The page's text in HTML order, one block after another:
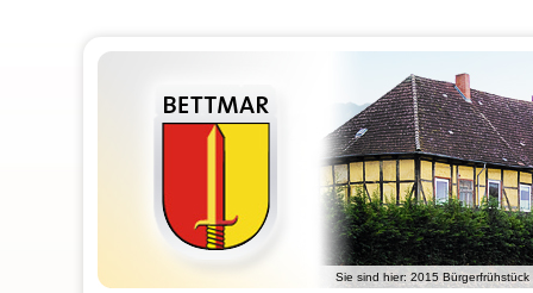
Sie sind hier: 2015 Bürgerfrühstück